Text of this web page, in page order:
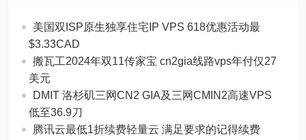
美国双ISP原生独享住宅IP VPS 618优惠活动最
$3.33CAD
搬瓦工2024年双11传家宝 cn2gia线路vps年付仅27
美元
DMIT 洛杉矶三网CN2 GIA及三网CMIN2高速VPS
低至36.9刀
腾讯云最低1折续费轻量云 满足要求的记得续费